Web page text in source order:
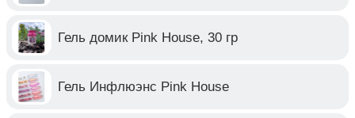
Гель домик Pink House, 30 гр
Гель Инфлюэнс Pink House